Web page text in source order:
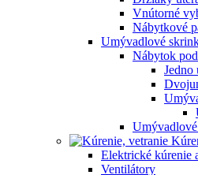
Vnútorné
Nábytkové
Umývadlové
Nábytok
Jedno
Elektrické kúrenie
Ventilátory